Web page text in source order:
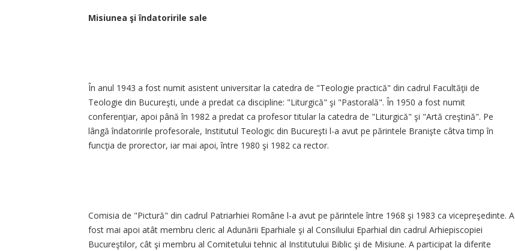
Misiunea şi îndatoririle sale
În anul 1943 a fost numit asistent universitar la catedra de "Teologie practică" din cadrul Facultăţii de
Teologie din Bucureşti, unde a predat ca discipline: "Liturgică" şi "Pastorală". În 1950 a fost numit
conferenţiar, apoi până în 1982 a predat ca profesor titular la catedra de "Liturgică" şi "Artă creştină". Pe
lângă îndatoririle profesorale, Institutul Teologic din Bucureşti l-a avut pe părintele Branişte câtva timp în
funcţia de prorector, iar mai apoi, între 1980 şi 1982 ca rector.
Comisia de "Pictură" din cadrul Patriarhiei Române l-a avut pe părintele între 1968 şi 1983 ca vicepreşedinte. A
fost mai apoi atât membru cleric al Adunării Eparhiale şi al Consiliului Eparhial din cadrul Arhiepiscopiei
Bucureştilor, cât şi membru al Comitetului tehnic al Institutului Biblic şi de Misiune. A participat la diferite